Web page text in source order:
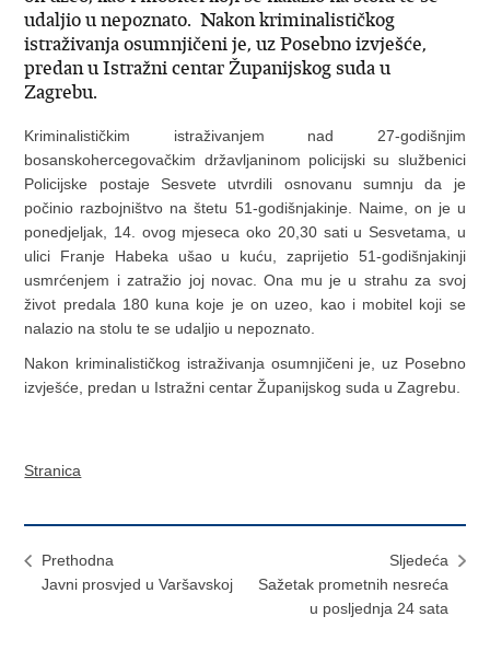
udaljio u nepoznato. Nakon kriminalističkog
istraživanja osumnjičeni je, uz Posebno izvješće,
predan u Istražni centar Županijskog suda u
Zagrebu.
Kriminalističkim istraživanjem nad 27-godišnjim
bosanskohercegovačkim državljaninom policijski su službenici
Policijske postaje Sesvete utvrdili osnovanu sumnju da je
počinio razbojništvo na štetu 51-godišnjakinje. Naime, on je u
ponedjeljak, 14. ovog mjeseca oko 20,30 sati u Sesvetama, u
ulici Franje Habeka ušao u kuću, zaprijetio 51-godišnjakinji
usmrćenjem i zatražio joj novac. Ona mu je u strahu za svoj
život predala 180 kuna koje je on uzeo, kao i mobitel koji se
nalazio na stolu te se udaljio u nepoznato.
Nakon kriminalističkog istraživanja osumnjičeni je, uz Posebno
izvješće, predan u Istražni centar Županijskog suda u Zagrebu.
Stranica
Prethodna
Javni prosvjed u Varšavskoj
Sljedeća
Sažetak prometnih nesreća
u posljednja 24 sata